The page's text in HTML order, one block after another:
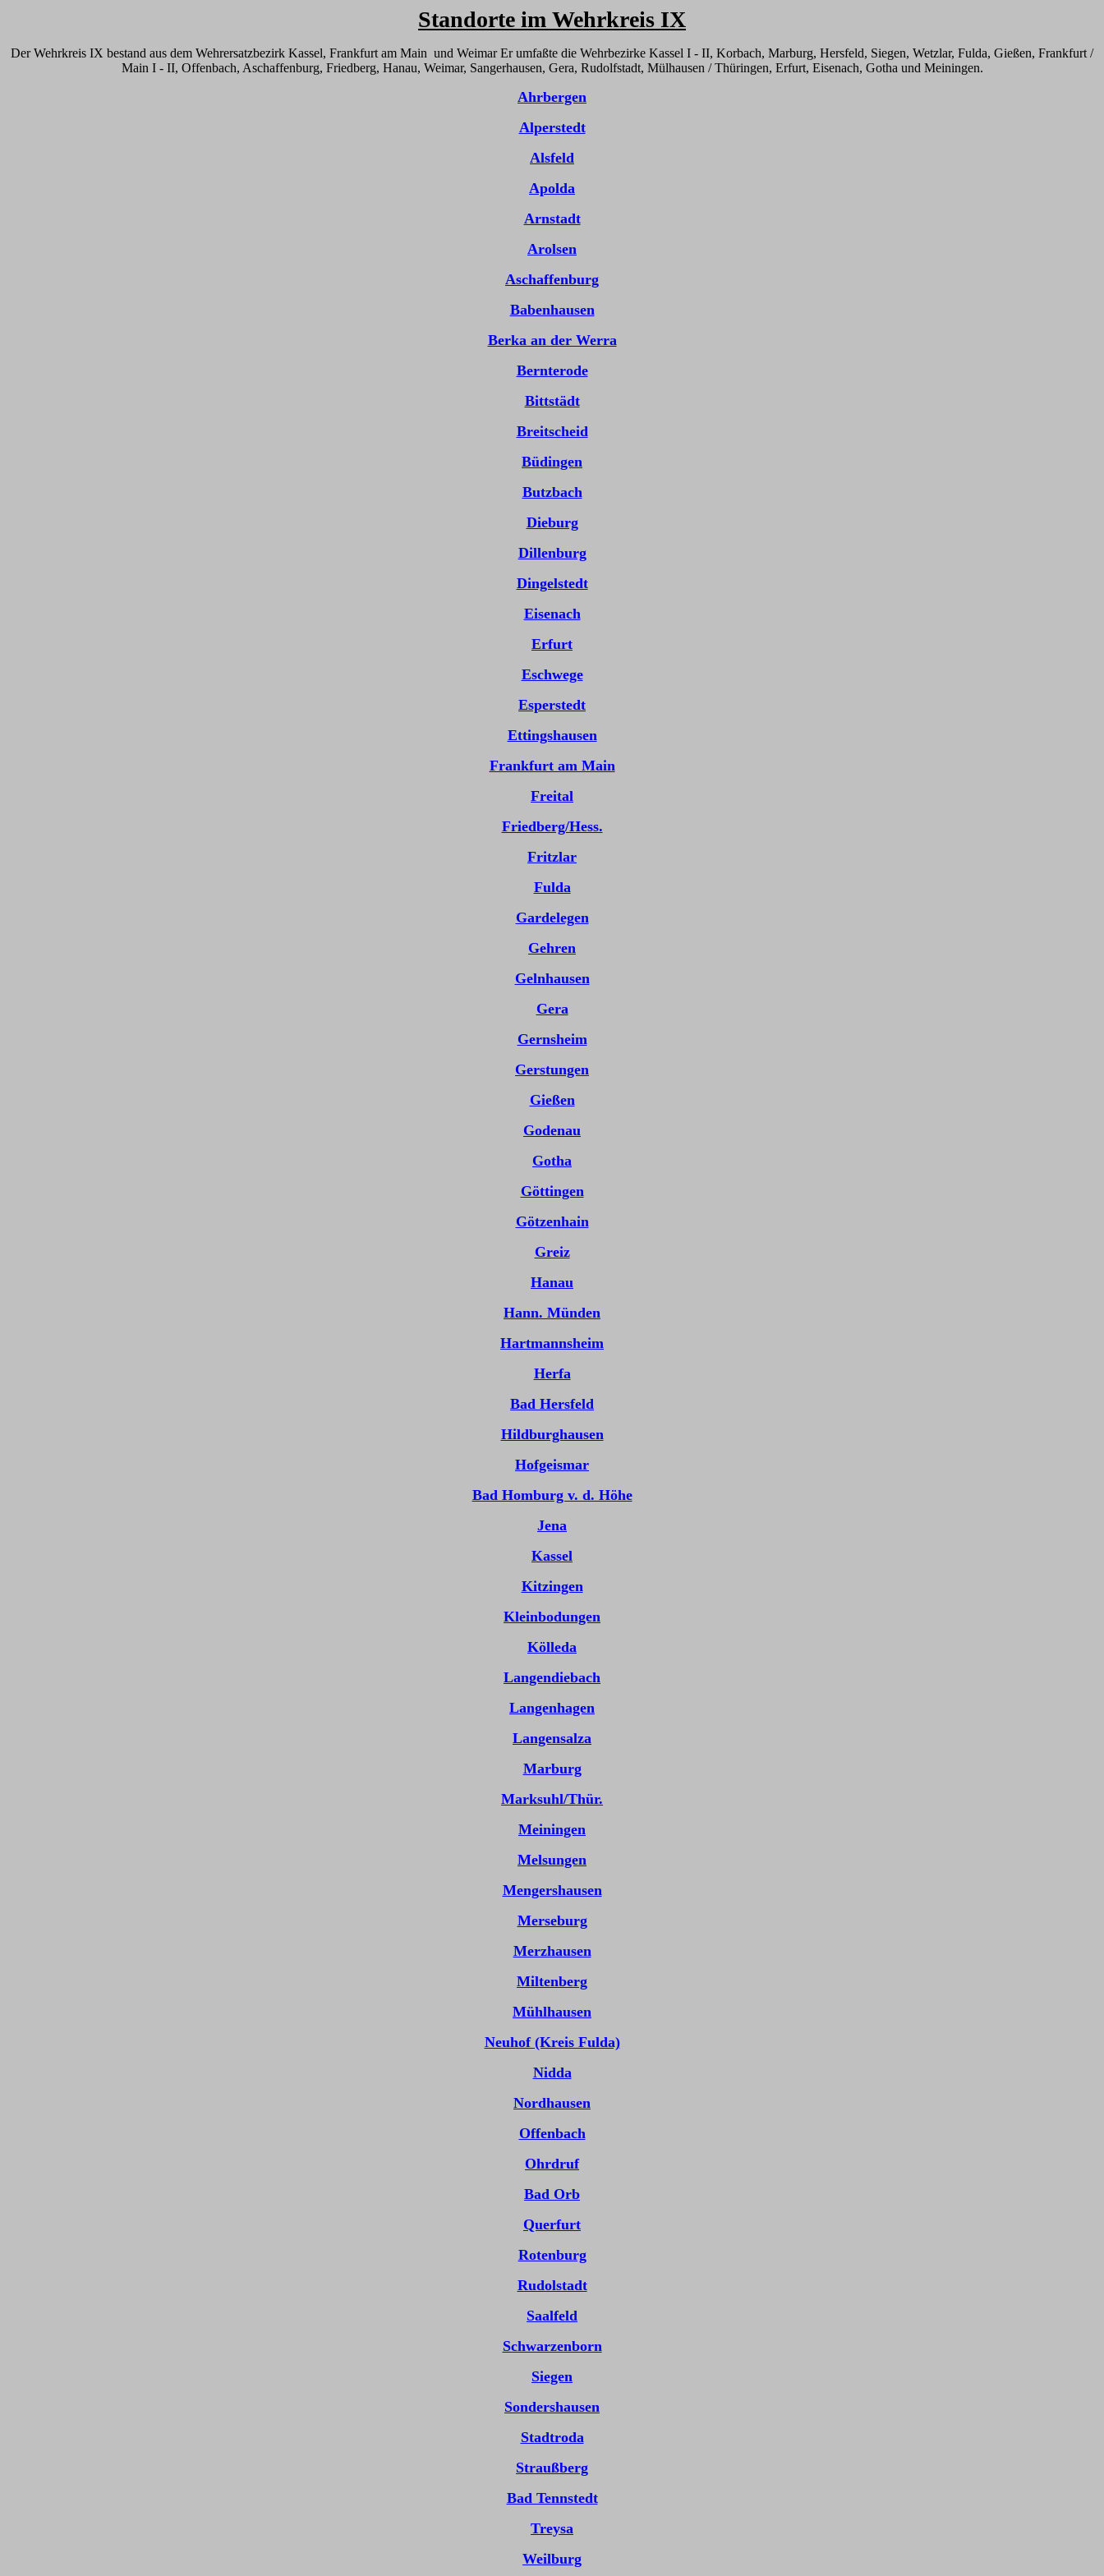
Standorte im Wehrkreis IX
Der Wehrkreis IX bestand aus dem Wehrersatzbezirk Kassel, Frankfurt am Main und Weimar Er umfaßte die Wehrbezirke Kassel I - II, Korbach, Marburg, Hersfeld, Siegen, Wetzlar, Fulda, Gießen, Frankfurt /
Main I - II, Offenbach, Aschaffenburg, Friedberg, Hanau, Weimar, Sangerhausen, Gera, Rudolfstadt, Mülhausen / Thüringen, Erfurt, Eisenach, Gotha und Meiningen.
Ahrbergen
Alperstedt
Alsfeld
Apolda
Arnstadt
Arolsen
Aschaffenburg
Babenhausen
Berka an der Werra
Bernterode
Bittstädt
Breitscheid
Büdingen
Butzbach
Dieburg
Dillenburg
Dingelstedt
Eisenach
Erfurt
Eschwege
Esperstedt
Ettingshausen
Frankfurt am Main
Freital
Friedberg/Hess.
Fritzlar
Fulda
Gardelegen
Gehren
Gelnhausen
Gera
Gernsheim
Gerstungen
Gießen
Godenau
Gotha
Göttingen
Götzenhain
Greiz
Hanau
Hann. Münden
Hartmannsheim
Herfa
Bad Hersfeld
Hildburghausen
Hofgeismar
Bad Homburg v. d. Höhe
Jena
Kassel
Kitzingen
Kleinbodungen
Kölleda
Langendiebach
Langenhagen
Langensalza
Marburg
Marksuhl/Thür.
Meiningen
Melsungen
Mengershausen
Merseburg
Merzhausen
Miltenberg
Mühlhausen
Neuhof (Kreis Fulda)
Nidda
Nordhausen
Offenbach
Ohrdruf
Bad Orb
Querfurt
Rotenburg
Rudolstadt
Saalfeld
Schwarzenborn
Siegen
Sondershausen
Stadtroda
Straußberg
Bad Tennstedt
Treysa
Weilburg